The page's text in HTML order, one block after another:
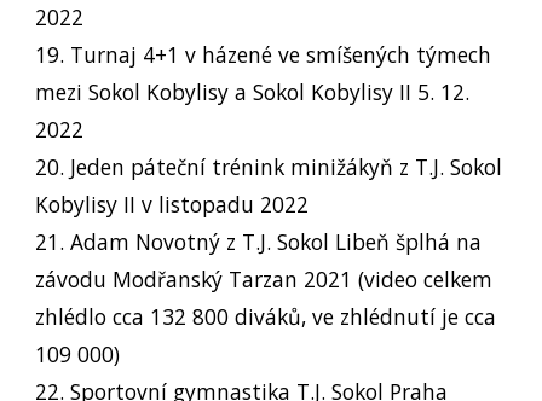
2022
19. Turnaj 4+1 v házené ve smíšených týmech
mezi Sokol Kobylisy a Sokol Kobylisy II 5. 12.
2022
20. Jeden páteční trénink minižákyň z T.J. Sokol
Kobylisy II v listopadu 2022
21. Adam Novotný z T.J. Sokol Libeň šplhá na
závodu Modřanský Tarzan 2021 (video celkem
zhlédlo cca 132 800 diváků, ve zhlédnutí je cca
109 000)
22. Sportovní gymnastika T.J. Sokol Praha